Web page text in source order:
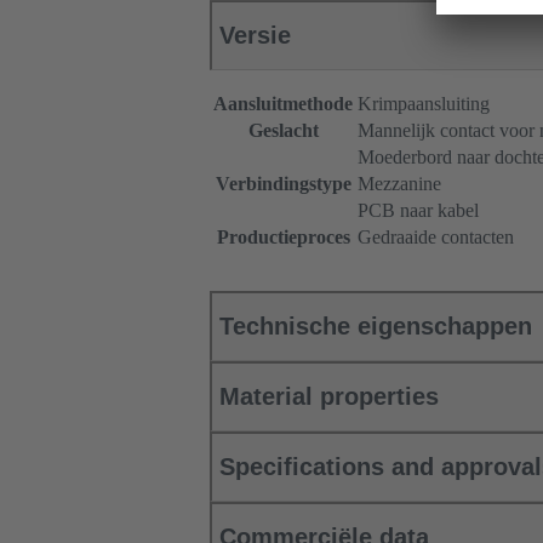
Versie
Aansluitmethode Krimpaansluiting
Geslacht
Mannelijk contact voor
Verbindingstype
Moederbord naar
Mezzanine
PCB naar kabel
Productieproces Gedraaide contacten
Technische eigenschappen
Material properties
Specifications and
Commerciële data